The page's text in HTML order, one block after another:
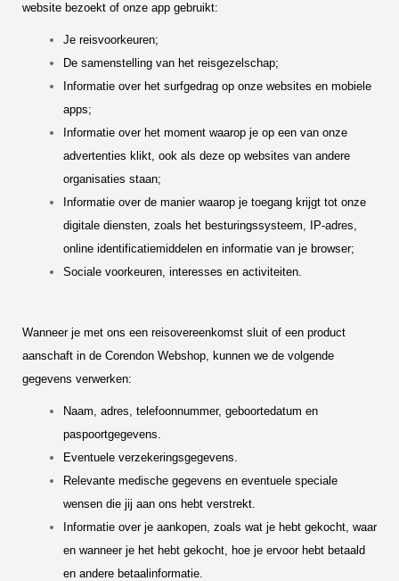
website bezoekt of onze app gebruikt:
Je reisvoorkeuren;
De samenstelling van het reisgezelschap;
Informatie over het surfgedrag op onze websites en mobiele
apps;
Informatie over het moment waarop je op een van onze
advertenties klikt, ook als deze op websites van andere
organisaties staan;
Informatie over de manier waarop je toegang krijgt tot onze
digitale diensten, zoals het besturingssysteem, IP-adres,
online identificatiemiddelen en informatie van je browser;
Sociale voorkeuren, interesses en activiteiten.
Wanneer je met ons een reisovereenkomst sluit of een product
aanschaft in de Corendon Webshop, kunnen we de volgende
gegevens verwerken:
Naam, adres, telefoonnummer, geboortedatum en
paspoortgegevens.
Eventuele verzekeringsgegevens.
Relevante medische gegevens en eventuele speciale
wensen die jij aan ons hebt verstrekt.
Informatie over je aankopen, zoals wat je hebt gekocht, waar
en wanneer je het hebt gekocht, hoe je ervoor hebt betaald
en andere betaalinformatie.